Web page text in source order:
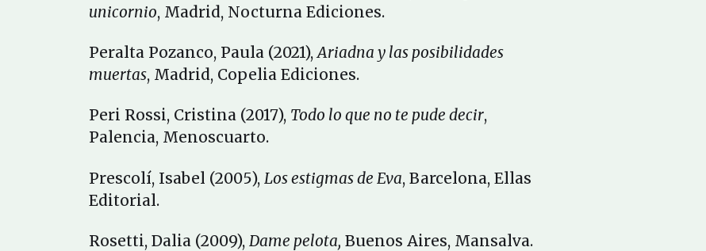
unicornio, Madrid, Nocturna Ediciones.
Peralta Pozanco, Paula (2021),Ariadna y las posibilidades
muertas, Madrid, Copelia Ediciones.
Peri Rossi, Cristina (2017), Todo lo que no te pude decir,
Palencia, Menoscuarto.
Prescolí, Isabel (2005), Los estigmas de Eva, Barcelona, Ellas
Editorial.
Rosetti, Dalia (2009), Dame pelota, Buenos Aires, Mansalva.